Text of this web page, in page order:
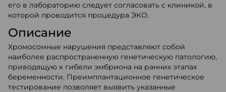
его в лабораторию следует согласовать с клиникой, в
которой проводится процедура ЭКО.
Описание
Хромосомные нарушения представляют собой
наиболее распространенную генетическую патологию,
приводящую к гибели эмбриона на ранних этапах
беременности. Преимплантационное генетическое
тестирование позволяет выявить указанные